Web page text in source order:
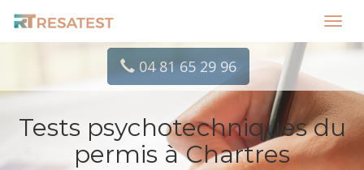
04 81 65 29 96
Tests psychotechniques du
permis à Chartres